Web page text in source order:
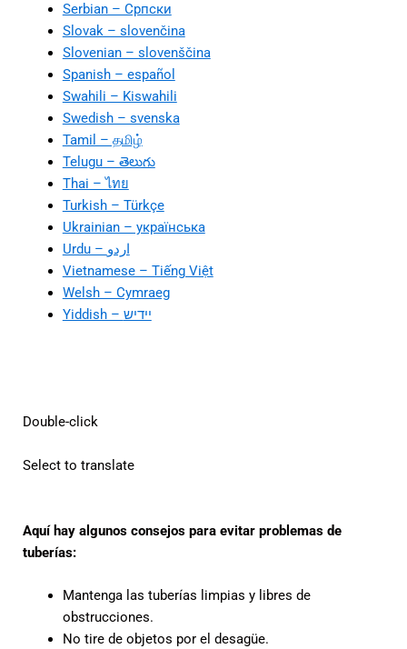
Serbian – Српски
Slovak – slovenčina
Slovenian – slovenščina
Spanish – español
Swahili – Kiswahili
Swedish – svenska
Tamil – தமிழ்
Telugu – తెలుగు
Thai – ไทย
Turkish – Türkçe
Ukrainian – українська
Vietnamese – Tiếng Việt
Welsh – Cymraeg
Yiddish – יידיש
Double-click
Select to translate
Aquí hay algunos consejos para evitar problemas de
tuberías:
Mantenga las tuberías limpias y libres de
obstrucciones.
No tire de objetos por el desagüe.